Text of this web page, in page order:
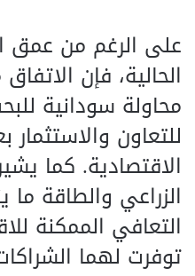
على الرغم من عمق
الحالية، فإن
محاولة سودانية
للتعاون والاستثمار
الاقتصادية. كما
الزراعي والطاقة ما
التعافي الممكنة
توفرت لهما